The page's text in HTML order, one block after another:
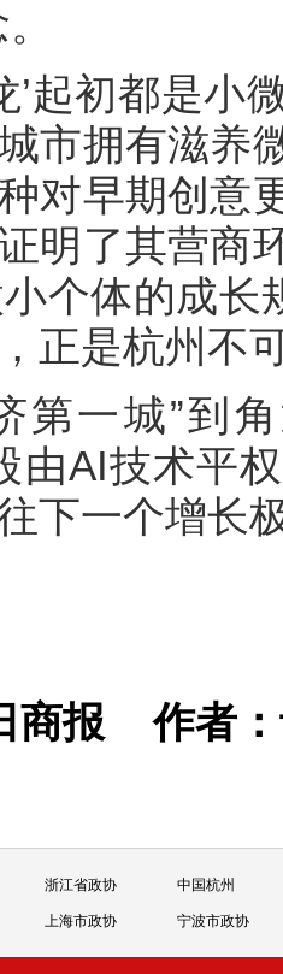
’起初都是
市拥有滋养
对早期创意
明了其营商
个体的成长
正是杭州不
第一城”到
由AI技术平
下一个增长
商报作者
浙江省政协 中国杭州
上海市政协 宁波市政协